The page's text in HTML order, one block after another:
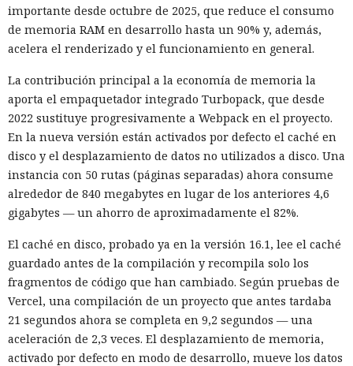
importante desde octubre de 2025, que reduce el consumo
de memoria RAM en desarrollo hasta un 90% y, además,
acelera el renderizado y el funcionamiento en general.
La contribución principal a la economía de memoria la
aporta el empaquetador integrado Turbopack, que desde
2022 sustituye progresivamente a Webpack en el proyecto.
En la nueva versión están activados por defecto el caché en
disco y el desplazamiento de datos no utilizados a disco. Una
instancia con 50 rutas (páginas separadas) ahora consume
alrededor de 840 megabytes en lugar de los anteriores 4,6
gigabytes — un ahorro de aproximadamente el 82%.
El caché en disco, probado ya en la versión 16.1, lee el caché
guardado antes de la compilación y recompila solo los
fragmentos de código que han cambiado. Según pruebas de
Vercel, una compilación de un proyecto que antes tardaba
21 segundos ahora se completa en 9,2 segundos — una
aceleración de 2,3 veces. El desplazamiento de memoria,
activado por defecto en modo de desarrollo, mueve los datos